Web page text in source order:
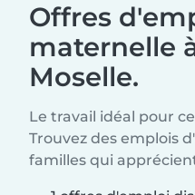
Offres
maternelle
Moselle.
Le travail idéal pour
Trouvez des emplois
familles qui